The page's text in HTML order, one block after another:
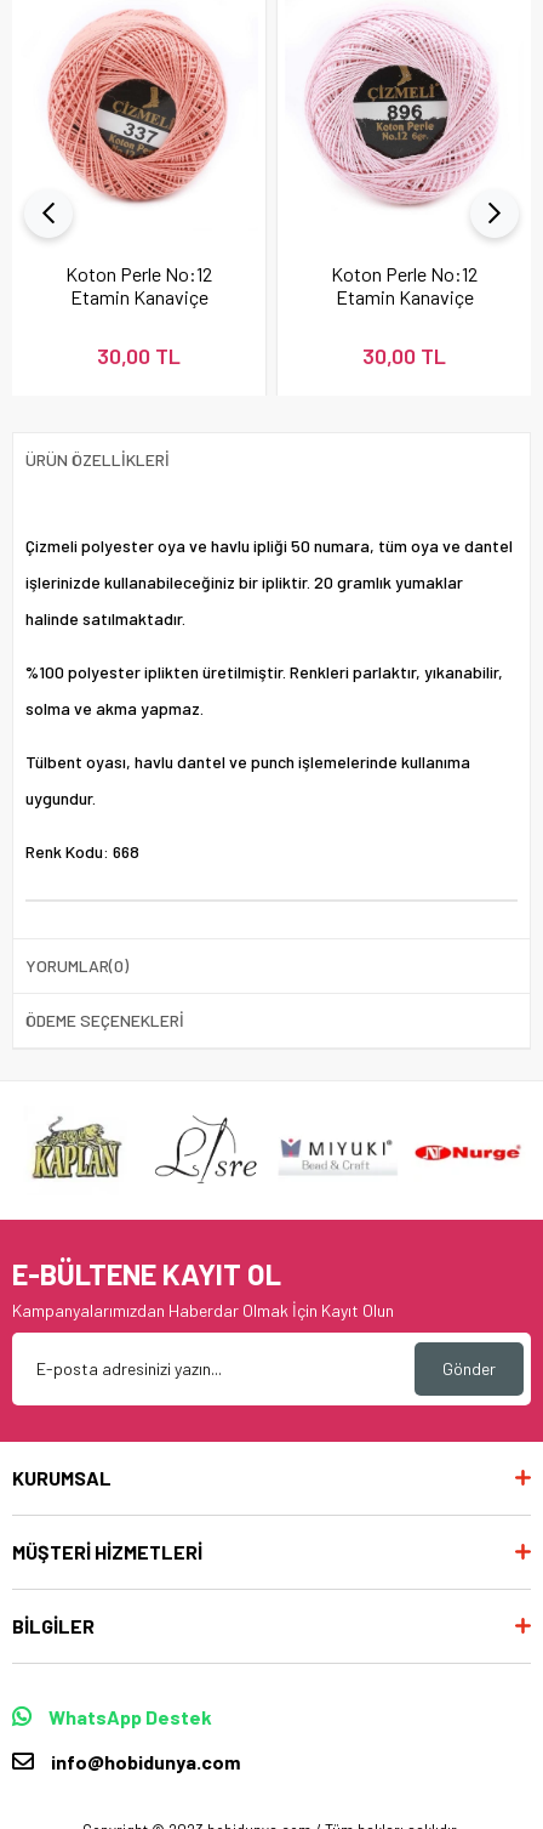
Koton Perle No:12
Etamin Kanaviçe
30,00 TL
Koton Perle No:12
Etamin Kanaviçe
30,00 TL
ÜRÜN ÖZELLIKLERI
Çizmeli polyester oya ve havlu ipliği 50 numara, tüm oya ve dantel
işlerinizde kullanabileceğiniz bir ipliktir. 20 gramlık yumaklar
halinde satılmaktadır.
%100 polyester iplikten üretilmiştir. Renkleri parlaktır, yıkanabilir,
solma ve akma yapmaz.
Tülbent oyası, havlu dantel ve punch işlemelerinde kullanıma
uygundur.
Renk Kodu: 668
YORUMLAR(0)
ÖDEME SEÇENEKLERI
E-BÜLTENE KAYIT OL
Kampanyalarımızdan Haberdar Olmak İçin Kayıt Olun
Gönder
KURUMSAL
MÜŞTERİ HİZMETLERİ
BİLGİLER
WhatsApp Destek
info@hobidunya.com